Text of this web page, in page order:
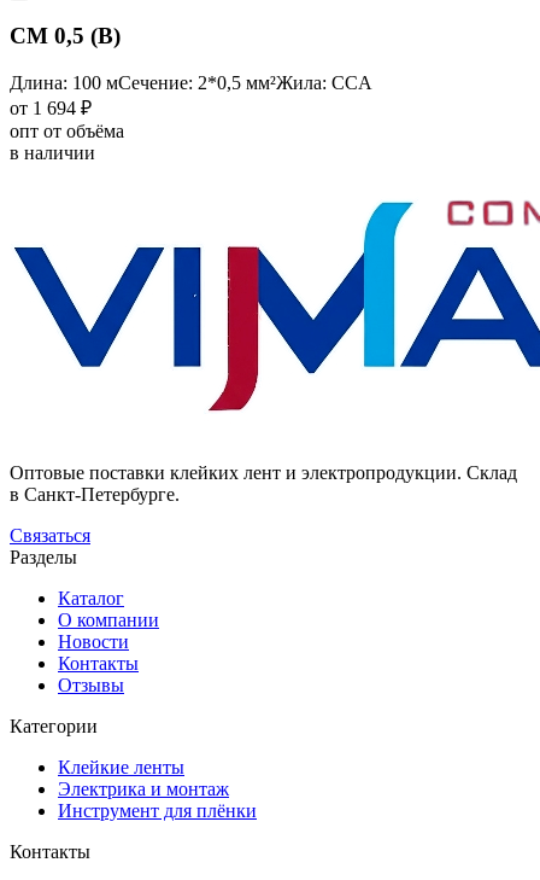
CM 0,5 (B)
Длина: 100 мСечение: 2*0,5 мм²Жила: CCA
от 1 694 ₽
опт от объёма
в наличии
Оптовые поставки клейких лент и электропродукции. Склад
в Санкт-Петербурге.
Связаться
Разделы
Каталог
О компании
Новости
Контакты
Отзывы
Категории
Клейкие ленты
Электрика и монтаж
Инструмент для плёнки
Контакты